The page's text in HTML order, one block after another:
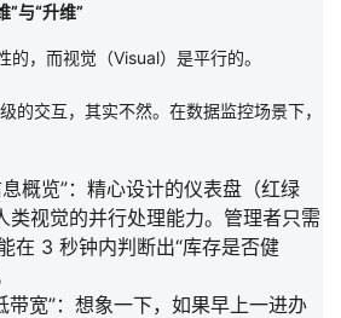
”与“升维”
，而视觉（Visual）是平行的。
的交互，其实不然。在数据监控场景下，
概览”：精心设计的仪表盘（红绿
类视觉的并行处理能力。管理者只需
在 3 秒钟内判断出“库存是否健
带宽”：想象一下，如果早上一进办